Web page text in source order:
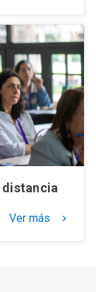
distancia
Ver más keyboard_arrow_right